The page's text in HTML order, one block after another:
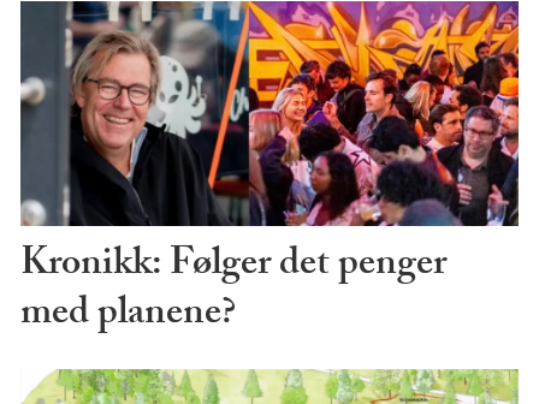
Kronikk: Følger det penger
med planene?